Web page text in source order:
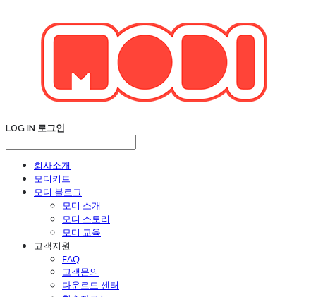
LOG IN 로그인
회사소개
모디키트
모디 블로그
모디 소개
모디 스토리
모디 교육
고객지원
FAQ
고객문의
다운로드 센터